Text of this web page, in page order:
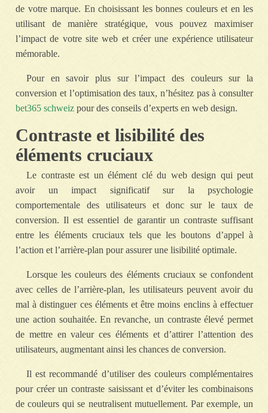
de votre marque. En choisissant les bonnes couleurs et en les
utilisant de manière stratégique, vous pouvez maximiser
l’impact de votre site web et créer une expérience utilisateur
mémorable.
Pour en savoir plus sur l’impact des couleurs sur la
conversion et l’optimisation des taux, n’hésitez pas à consulter
bet365 schweiz pour des conseils d’experts en web design.
Contraste et lisibilité des
éléments cruciaux
Le contraste est un élément clé du web design qui peut
avoir un impact significatif sur la psychologie
comportementale des utilisateurs et donc sur le taux de
conversion. Il est essentiel de garantir un contraste suffisant
entre les éléments cruciaux tels que les boutons d’appel à
l’action et l’arrière-plan pour assurer une lisibilité optimale.
Lorsque les couleurs des éléments cruciaux se confondent
avec celles de l’arrière-plan, les utilisateurs peuvent avoir du
mal à distinguer ces éléments et être moins enclins à effectuer
une action souhaitée. En revanche, un contraste élevé permet
de mettre en valeur ces éléments et d’attirer l’attention des
utilisateurs, augmentant ainsi les chances de conversion.
Il est recommandé d’utiliser des couleurs complémentaires
pour créer un contraste saisissant et d’éviter les combinaisons
de couleurs qui se neutralisent mutuellement. Par exemple, un